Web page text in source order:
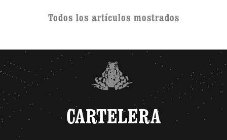
Todos los artículos mostrados
CARTELERA